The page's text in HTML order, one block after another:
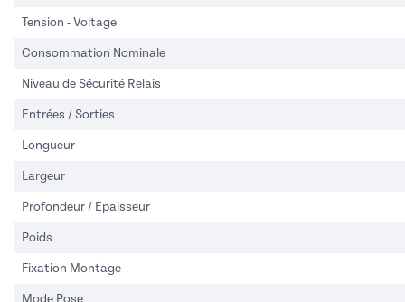
Tension - Voltage
Consommation Nominale
Niveau de Sécurité Relais
Entrées / Sorties
Longueur
Largeur
Profondeur / Epaisseur
Poids
Fixation Montage
Mode Pose